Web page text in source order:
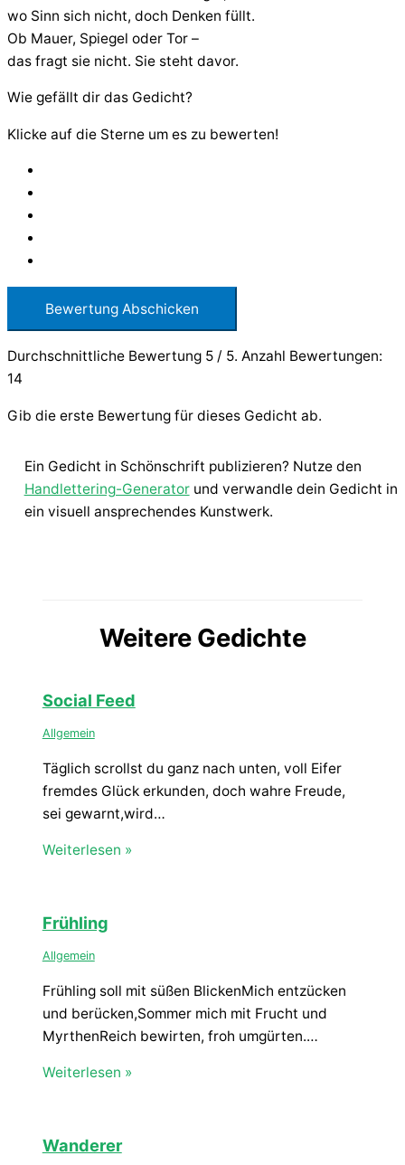
wo Sinn sich nicht, doch Denken füllt.
Ob Mauer, Spiegel oder Tor –
das fragt sie nicht. Sie steht davor.
Wie gefällt dir das Gedicht?
Klicke auf die Sterne um es zu bewerten!
Bewertung Abschicken
Durchschnittliche Bewertung 5 / 5. Anzahl Bewertungen:
14
Gib die erste Bewertung für dieses Gedicht ab.
Ein Gedicht in Schönschrift publizieren? Nutze den
Handlettering-Generatorund verwandle dein Gedicht in
ein visuell ansprechendes Kunstwerk.
Weitere Gedichte
Social Feed
Allgemein
Täglich scrollst du ganz nach unten, voll Eifer
fremdes Glück erkunden, doch wahre Freude,
sei gewarnt,wird…
Weiterlesen »
Frühling
Allgemein
Frühling soll mit süßen BlickenMich entzücken
und berücken,Sommer mich mit Frucht und
MyrthenReich bewirten, froh umgürten.…
Weiterlesen »
Wanderer